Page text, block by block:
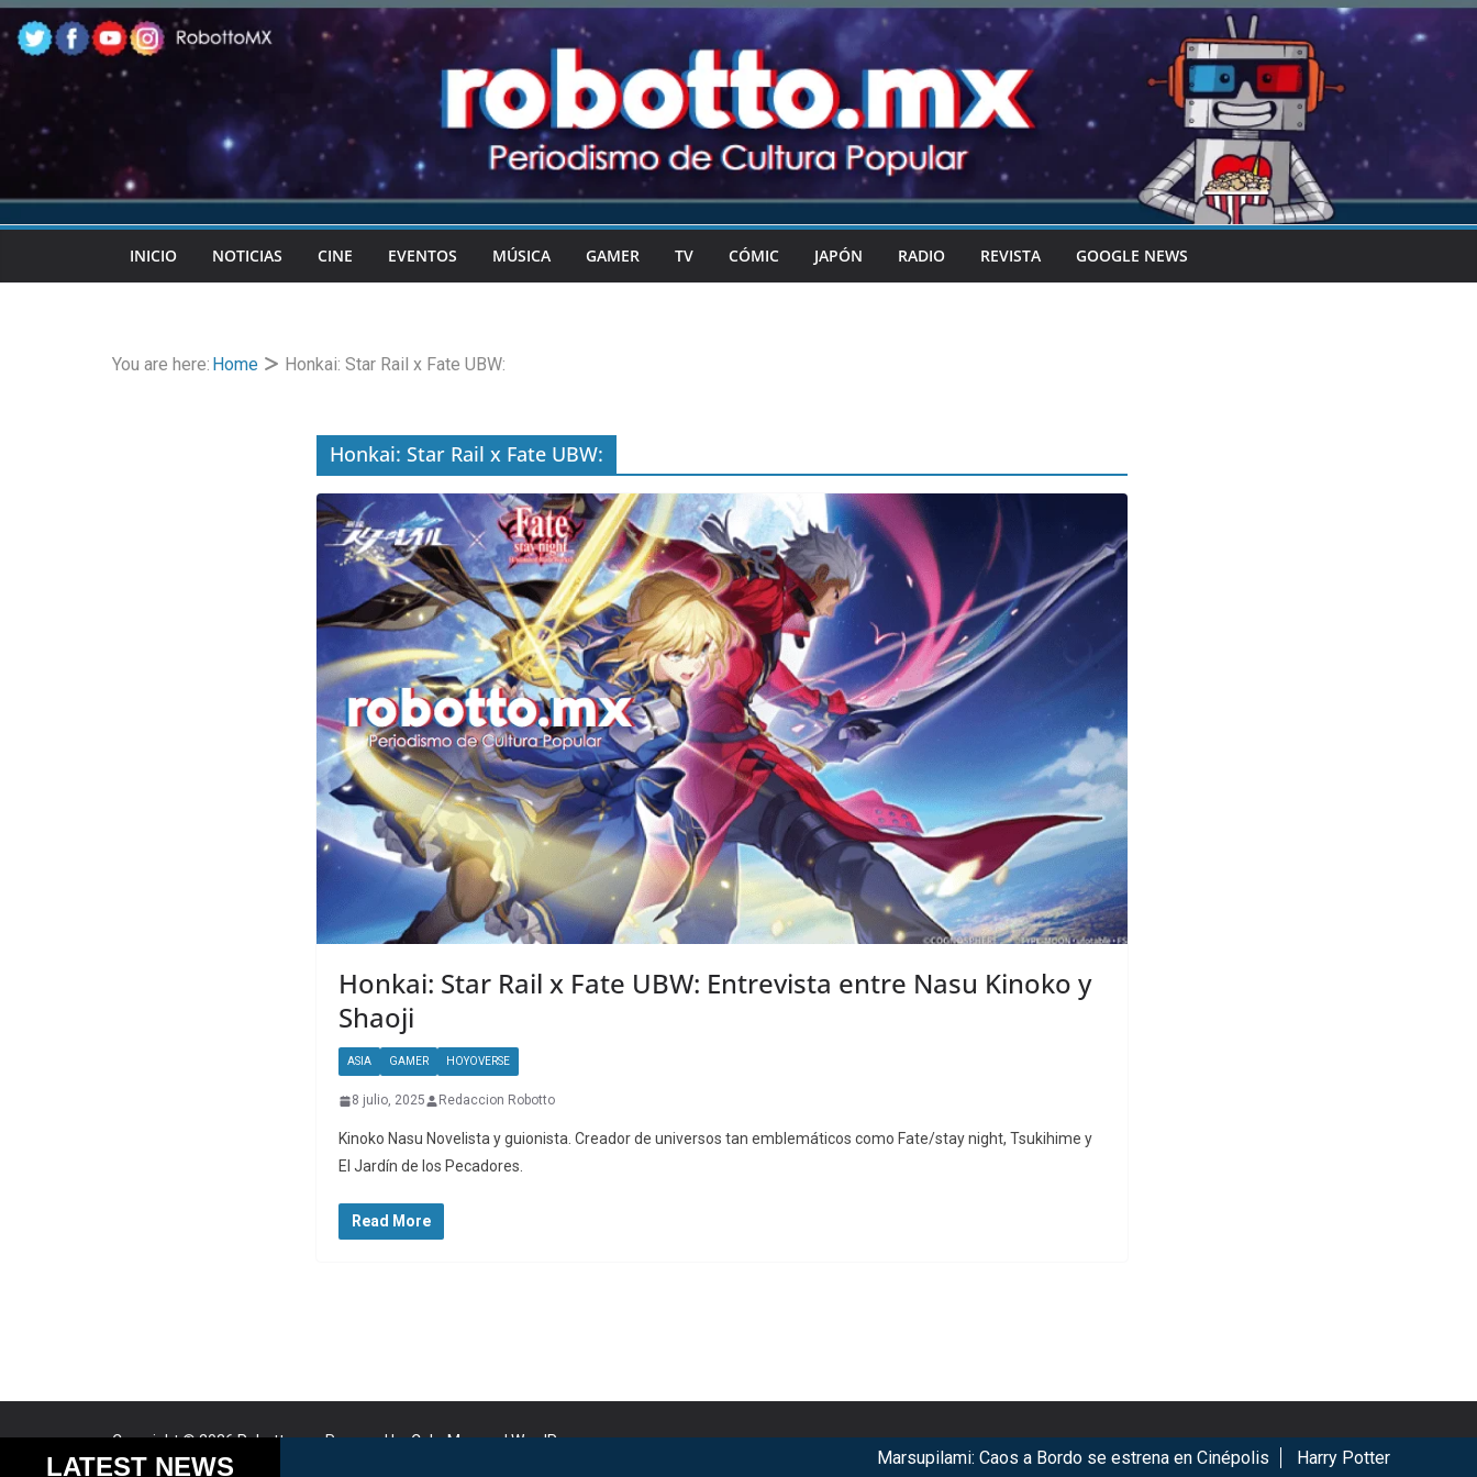
Skip
to
content
INICIO NOTICIAS CINE EVENTOS MÚSICA GAMER TV CÓMIC JAPÓN RADIO REVISTA GOOGLE NEWS
You are here: Home Honkai: Star Rail x Fate UBW:
Honkai: Star Rail x Fate UBW:
Honkai: Star Rail x Fate UBW: Entrevista entre Nasu Kinoko y
Shaoji
ASIA GAMER HOYOVERSE
8 julio, 2025 Redaccion Robotto
Kinoko Nasu Novelista y guionista. Creador de universos tan emblemáticos como Fate/stay night, Tsukihime y
El Jardín de los Pecadores.
Read More
Copyright © 2026Robotto.mx. Powered byColorMagandWordPress.
LATEST NEWS Marsupilami: Caos a Bordo se estrena en Cinépolis Harry Potter regresa a
Cookies help us deliver our services. By using our services, you agree to our use of cookies. Got it